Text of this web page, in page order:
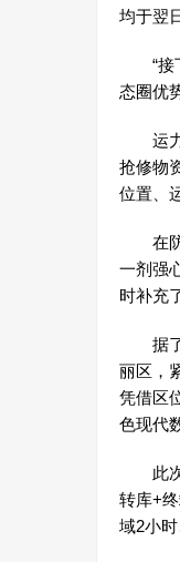
均于翌
“接下
态圈优
运力
抢修物
位置、
在防
一剂强
时补充
据了
丽区，
凭借区
色现代
此次
转库+
域2小